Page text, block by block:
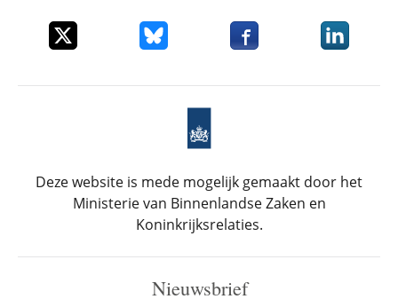
Deel dit item op XDeel dit item op Bluesky
Deel dit item opDeel dit
Deze website is mede mogelijk gemaakt door het
Ministerie van Binnenlandse Zaken en
Koninkrijksrelaties.
Nieuwsbrief